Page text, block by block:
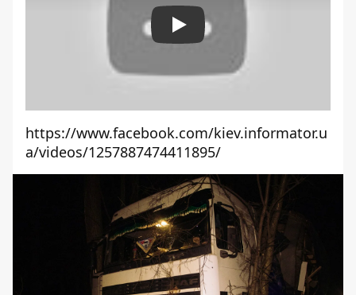
Play
https://www.facebook.com/kiev.informator.u
a/videos/1257887474411895/